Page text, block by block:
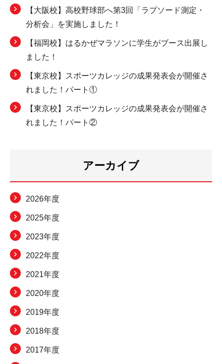
【大阪校】高校野球部へ第3回「ラプソード測定・
分析会」を実施しました！
【福岡校】はるかぜマラソンに学生がブース出展し
ました！
【東京校】スポーツカレッジの成果発表会が開催さ
れました！パート①
【東京校】スポーツカレッジの成果発表会が開催さ
れました！パート②
アーカイブ
2026年度
2025年度
2023年度
2022年度
2021年度
2020年度
2019年度
2018年度
2017年度